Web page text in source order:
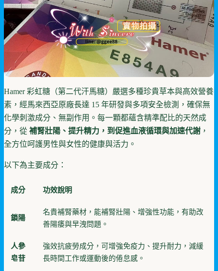
Hamer 彩虹糖（第二代汗馬糖）嚴選多種珍貴草本與高效營養
素，經馬來西亞原廠長達 15 年研發與多項安全檢測，確保無
化學刺激成分、無副作用。每一顆都蘊含精準配比的天然成
分，從 補腎壯陽、提升精力，到促進血液循環與加速代謝 ，
全方位呵護男性與女性的健康與活力。
以下為主要成分：
成分 功效說明
鎖陽
名貴補腎藥材，能補腎壯陽、增強性功能，有助改
善陽痿與早洩問題。
人參
皂苷
強效抗疲勞成分，可增強免疫力、提升耐力，減緩
長時間工作或運動後的倦怠感。